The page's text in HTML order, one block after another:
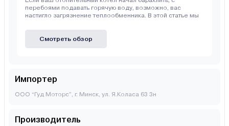
перебоями подавать горячую воду, возможно, вас
настигло загрязнение теплообменника. В этой статье мы
Смотреть обзор
Импортер
ООО “Гуд Моторс”, г. Минск, ул. Я.Коласа 63 3н
Производитель